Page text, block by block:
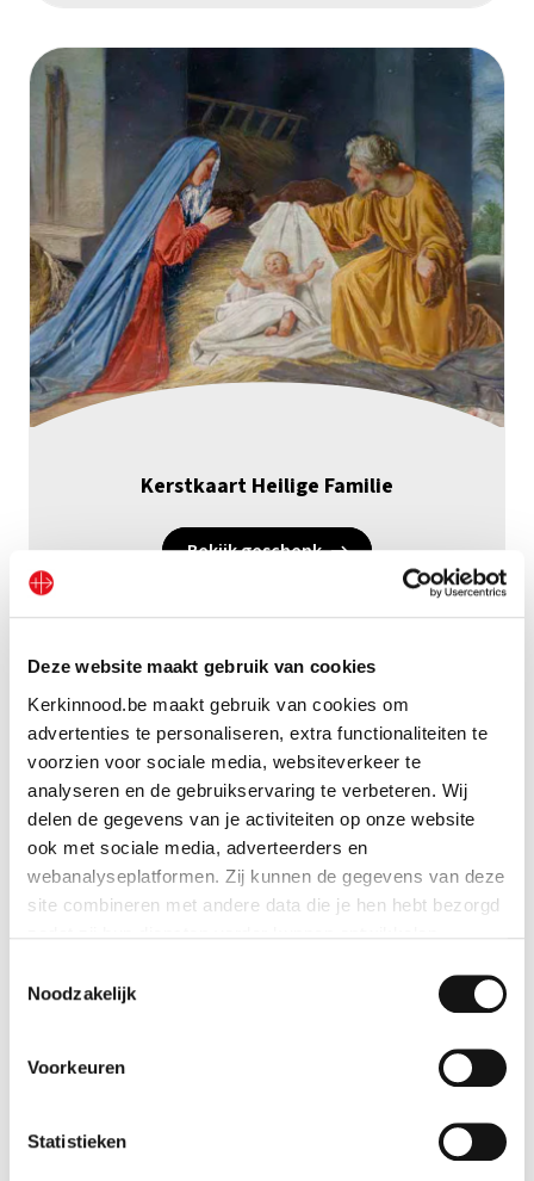
Deze website maakt gebruik van cookies
Kerkinnood.be maakt gebruik van cookies om
advertenties te personaliseren, extra functionaliteiten te
voorzien voor sociale media, websiteverkeer te
analyseren en de gebruikservaring te verbeteren. Wij
delen de gegevens van je activiteiten op onze website
ook met sociale media, adverteerders en
webanalyseplatformen. Zij kunnen de gegevens van deze
site combineren met andere data die je hen hebt bezorgd
Indien je dat toestaat, kunnen wij of onze partners onder
Informatie verzamelen over je geografische locatie
Bepaalde voorkeuren en profielen identificeren om
Noodzakelijk
Voorkeuren
Statistieken
Kerstkaart Heilige Familie
Bekijk geschenk